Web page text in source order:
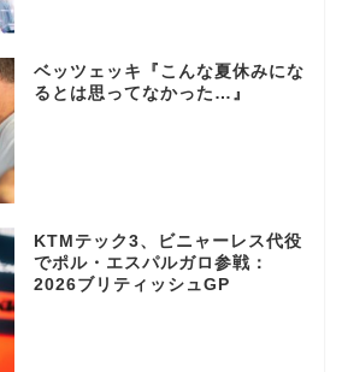
ベッツェッキ『こんな夏休みにな
るとは思ってなかった…』
KTMテック3、ビニャーレス代役
でポル・エスパルガロ参戦：
2026ブリティッシュGP